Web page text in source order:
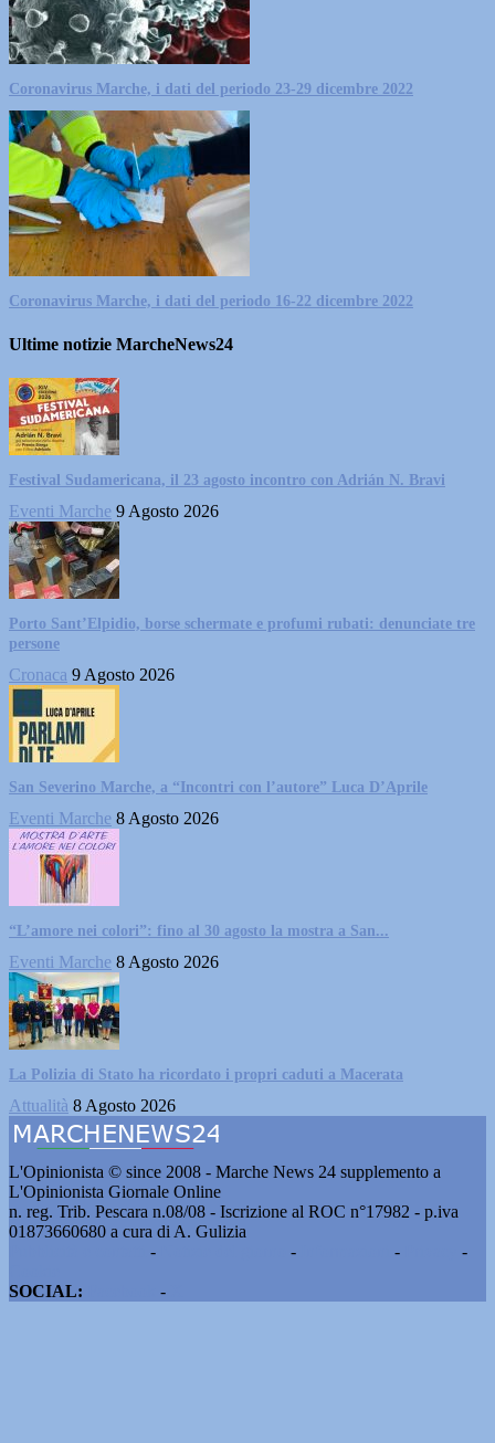
Coronavirus Marche, i dati del periodo 23-29 dicembre 2022
Coronavirus Marche, i dati del periodo 16-22 dicembre 2022
Ultime notizie MarcheNews24
Festival Sudamericana, il 23 agosto incontro con Adrián N. Bravi
Eventi Marche 9 Agosto 2026
Porto Sant’Elpidio, borse schermate e profumi rubati: denunciate tre
persone
Cronaca 9 Agosto 2026
San Severino Marche, a “Incontri con l’autore” Luca D’Aprile
Eventi Marche 8 Agosto 2026
“L’amore nei colori”: fino al 30 agosto la mostra a San...
Eventi Marche 8 Agosto 2026
La Polizia di Stato ha ricordato i propri caduti a Macerata
Attualità 8 Agosto 2026
L'Opinionista © since 2008 - Marche News 24 supplemento a
L'Opinionista Giornale Online
n. reg. Trib. Pescara n.08/08 - Iscrizione al ROC n°17982 - p.iva
01873660680 a cura di A. Gulizia
- - -
-
SOCIAL:
-